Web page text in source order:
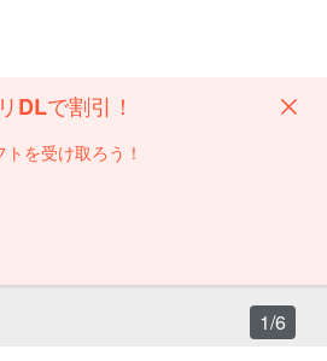
DLで割引！
を受け取ろう！
1/6